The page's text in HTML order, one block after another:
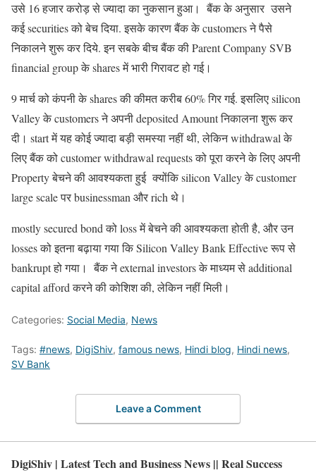
उसे 16 हजार करोड़ से ज्यादा का नुकसान हुआ। बैंक के अनुसार उसने
कई securities को बेच दिया. इसके कारण बैंक के customers ने पैसे
निकालने शुरू कर दिये. इन सबके बीच बैंक की Parent Company SVB
financial group के shares में भारी गिरावट हो गई।
9 मार्च को कंपनी के shares की कीमत करीब 60% गिर गई. इसलिए silicon
Valley के customers ने अपनी deposited Amount निकालना शुरू कर
दी। start में यह कोई ज्यादा बड़ी समस्या नहीं थी, लेकिन withdrawal के
लिए बैंक को customer withdrawal requests को पूरा करने के लिए अपनी
Property बेचने की आवश्यकता हुई क्योंकि silicon Valley के customer
large scale पर businessman और rich थे।
mostly secured bond को loss में बेचने की आवश्यकता होती है, और उन
losses को इतना बढ़ाया गया कि Silicon Valley Bank Effective रूप से
bankrupt हो गया। बैंक ने external investors के माध्यम से additional
capital afford करने की कोशिश की, लेकिन नहीं मिली।
Categories: Social Media, News
Tags: #news, DigiShiv, famous news, Hindi blog, Hindi news,
SV Bank
Leave a Comment
DigiShiv | Latest Tech and Business News || Real Success